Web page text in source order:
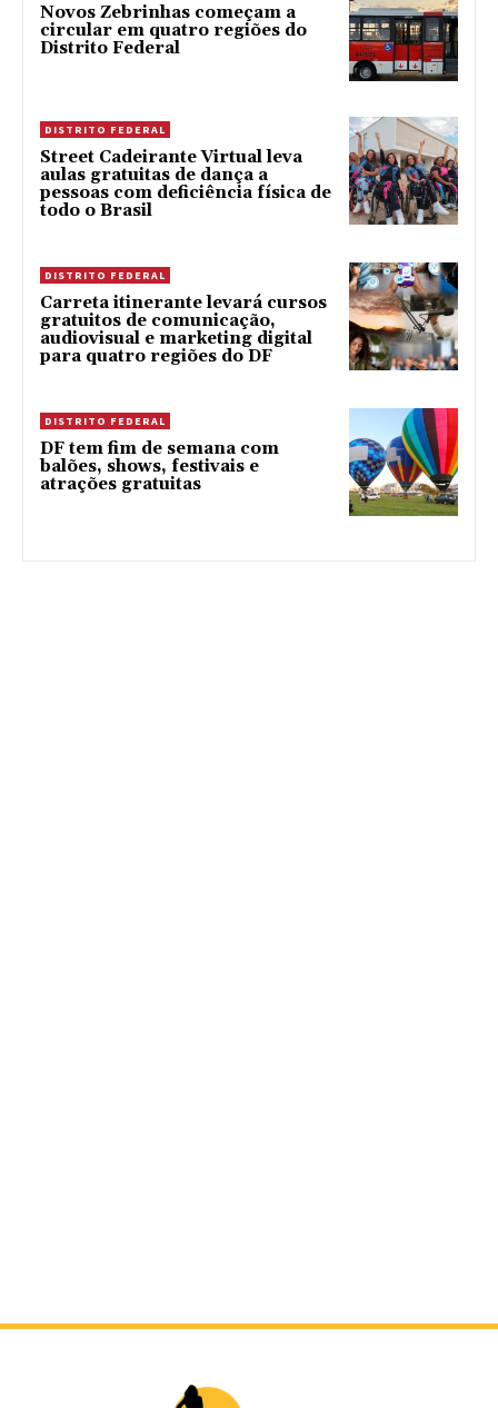
Novos Zebrinhas começam a
circular em quatro regiões do
Distrito Federal
DISTRITO FEDERAL
Street Cadeirante Virtual leva
aulas gratuitas de dança a
pessoas com deficiência física de
todo o Brasil
DISTRITO FEDERAL
Carreta itinerante levará cursos
gratuitos de comunicação,
audiovisual e marketing digital
para quatro regiões do DF
DISTRITO FEDERAL
DF tem fim de semana com
balões, shows, festivais e
atrações gratuitas